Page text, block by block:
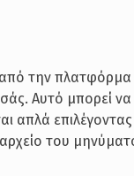
από την
Αυτό μπορεί να
απλά
του